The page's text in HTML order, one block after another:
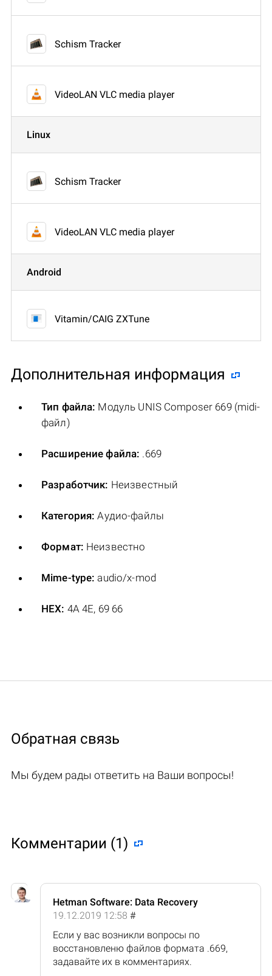
Schism Tracker
VideoLAN VLC media player
Linux
Schism Tracker
VideoLAN VLC media player
Android
Vitamin/CAIG ZXTune
Дополнительная информация
Тип файла: Модуль UNIS Composer 669 (midi-
файл)
Расширение файла: .669
Разработчик: Неизвестный
Категория: Аудио-файлы
Формат: Неизвестно
Mime-type: audio/x-mod
HEX: 4A 4E, 69 66
Обратная связь
Мы будем рады ответить на Ваши вопросы!
Комментарии (1)
Hetman Software: Data Recovery
19.12.2019 12:58 #
Если у вас возникли вопросы по
восстановленю файлов формата .669,
задавайте их в комментариях.